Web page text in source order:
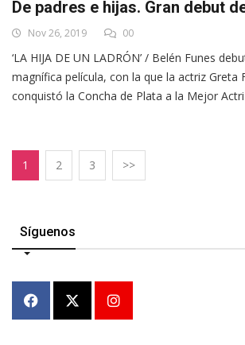
De padres e hijas. Gran debut
Nov 26, 2019 00
‘LA HIJA DE UN LADRÓN’ / Belén Funes
magnífica película, con la que la actriz Greta
conquistó la Concha de Plata a la Mejor
1 2 3 >>
Síguenos